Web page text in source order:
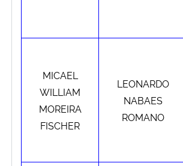
MICAEL
WILLIAM
MOREIRA
FISCHER
LEONARDO
NABAES
ROMANO